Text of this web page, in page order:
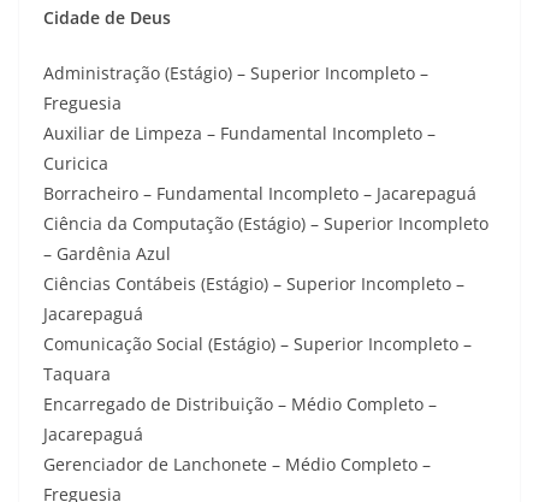
Cidade de Deus
Administração (Estágio) – Superior Incompleto –
Freguesia
Auxiliar de Limpeza – Fundamental Incompleto –
Curicica
Borracheiro – Fundamental Incompleto – Jacarepaguá
Ciência da Computação (Estágio) – Superior Incompleto
– Gardênia Azul
Ciências Contábeis (Estágio) – Superior Incompleto –
Jacarepaguá
Comunicação Social (Estágio) – Superior Incompleto –
Taquara
Encarregado de Distribuição – Médio Completo –
Jacarepaguá
Gerenciador de Lanchonete – Médio Completo –
Freguesia